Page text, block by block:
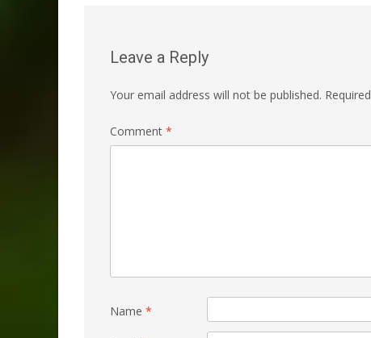
Leave a Reply
Your email address will not be published.
Comment *
Name *